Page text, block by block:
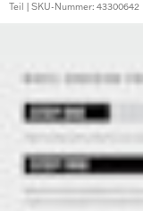
Teil | SKU-Nummer: 43300642